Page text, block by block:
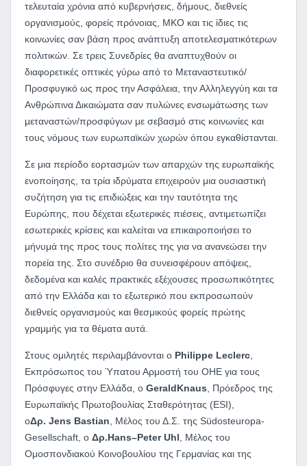
τελευταία χρόνια από κυβερνήσεις, δήμους, διεθνείς
οργανισμούς, φορείς πρόνοιας, ΜΚΟ και τις ίδιες τις
κοινωνίες σαν βάση προς ανάπτυξη αποτελεσματικότερων
πολιτικών. Σε τρεις Συνεδρίες θα αναπτυχθούν οι
διαφορετικές οπτικές γύρω από το Μεταναστευτικό/
Προσφυγικό ως προς την Ασφάλεια, την Αλληλεγγύη και τα
Ανθρώπινα Δικαιώματα σαν πυλώνες ενσωμάτωσης των
μεταναστών/προσφύγων με σεβασμό στις κοινωνίες και
τους νόμους των ευρωπαϊκών χωρών όπου εγκαθίστανται.
Σε μια περίοδο εορτασμών των απαρχών της ευρωπαϊκής
ενοποίησης, τα τρία ιδρύματα επιχειρούν μια ουσιαστική
συζήτηση για τις επιδιώξεις και την ταυτότητα της
Ευρώπης, που δέχεται εξωτερικές πιέσεις, αντιμετωπίζει
εσωτερικές κρίσεις και καλείται να επικαιροποιήσει το
μήνυμά της προς τους πολίτες της για να ανανεώσει την
πορεία της. Στο συνέδριο θα συνεισφέρουν απόψεις,
δεδομένα και καλές πρακτικές εξέχουσες προσωπικότητες
από την Ελλάδα και το εξωτερικό που εκπροσωπούν
διεθνείς οργανισμούς και θεσμικούς φορείς πρώτης
γραμμής για τα θέματα αυτά.
Στους ομιλητές περιλαμβάνονται ο Philippe Leclerc,
Εκπρόσωπος του Ύπατου Αρμοστή του ΟΗΕ για τους
Πρόσφυγες στην Ελλάδα, ο GeraldKnaus, Πρόεδρος της
Ευρωπαϊκής Πρωτοβουλίας Σταθερότητας (ESI),
οΔρ. Jens Bastian, Μέλος του Δ.Σ. της Südosteuropa-
Gesellschaft, ο Δρ.Hans–Peter Uhl, Μέλος του
Ομοσπονδιακού Κοινοβουλίου της Γερμανίας και της